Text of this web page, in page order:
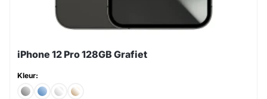
iPhone 12 Pro 128GB Grafiet
Kleur: